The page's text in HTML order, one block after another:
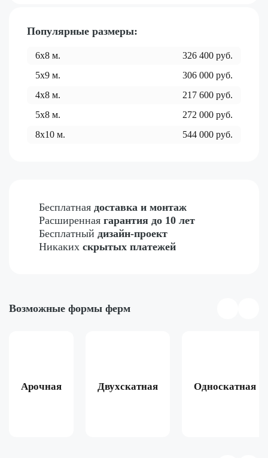
Популярные размеры:
6x8 м. 326 400 руб.
5x9 м. 306 000 руб.
4x8 м. 217 600 руб.
5x8 м. 272 000 руб.
8x10 м. 544 000 руб.
Бесплатная доставка и монтаж
Расширенная гарантия до 10 лет
Бесплатный дизайн-проект
Никаких скрытых платежей
Возможные формы ферм
Арочная Двухскатная Односкатная